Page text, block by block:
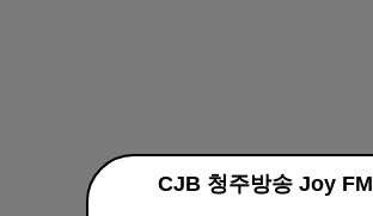
CJB 청주방송 Joy FM